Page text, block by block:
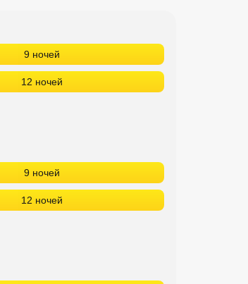
9 ночей
12 ночей
9 ночей
12 ночей